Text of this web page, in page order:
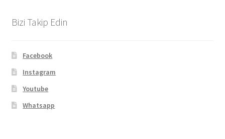
Bizi Takip Edin
Facebook
Instagram
Youtube
Whatsapp